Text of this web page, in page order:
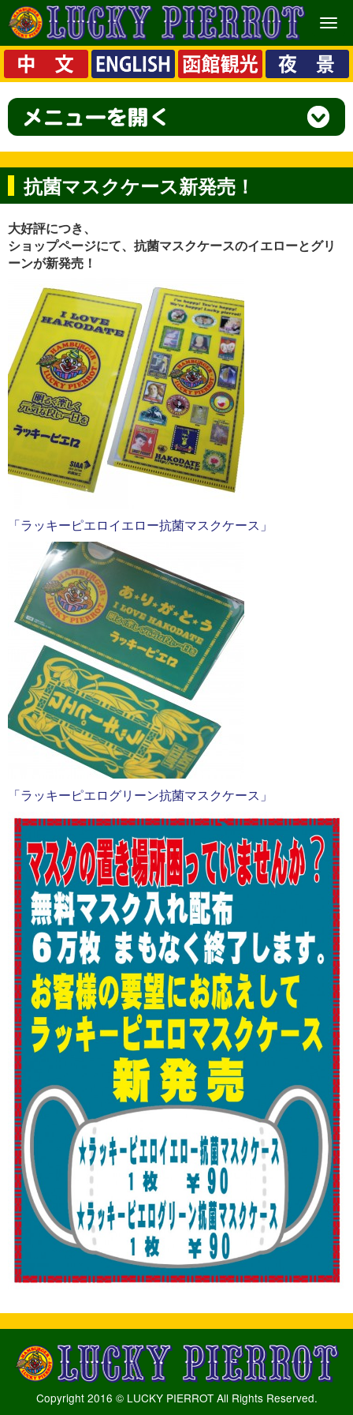
メ
ニ
ュ
ー
抗菌マスクケース新発売！
大好評につき、
ショップページにて、抗菌マスクケースのイエローとグリ
ーンが新発売！
「ラッキーピエロイエロー抗菌マスクケース」
「ラッキーピエログリーン抗菌マスクケース」
Copyright 2016 © LUCKY PIERROT All Rights Reserved.